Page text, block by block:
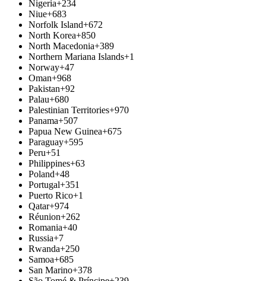
Nigeria+234
Niue+683
Norfolk Island+672
North Korea+850
North Macedonia+389
Northern Mariana Islands+1
Norway+47
Oman+968
Pakistan+92
Palau+680
Palestinian Territories+970
Panama+507
Papua New Guinea+675
Paraguay+595
Peru+51
Philippines+63
Poland+48
Portugal+351
Puerto Rico+1
Qatar+974
Réunion+262
Romania+40
Russia+7
Rwanda+250
Samoa+685
San Marino+378